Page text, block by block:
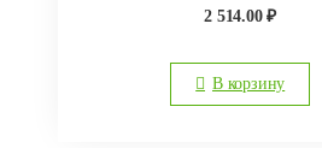
2 514.00₽
В корзину